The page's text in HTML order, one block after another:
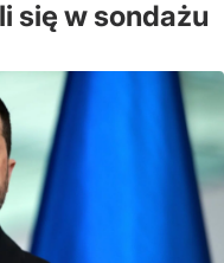
się w sondażu